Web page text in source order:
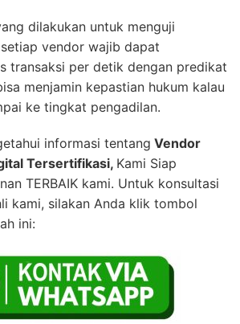
dilakukan untuk menguji
vendor wajib dapat
transaksi per detik dengan predikat
menjamin kepastian hukum kalau
ke tingkat pengadilan.
informasi tentang Vendor
Tersertifikasi, Kami Siap
TERBAIK kami. Untuk konsultasi
kami, silakan Anda klik tombol
ini: